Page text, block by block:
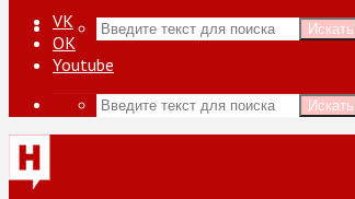
Искать
VK
ОК
Youtube
Искать